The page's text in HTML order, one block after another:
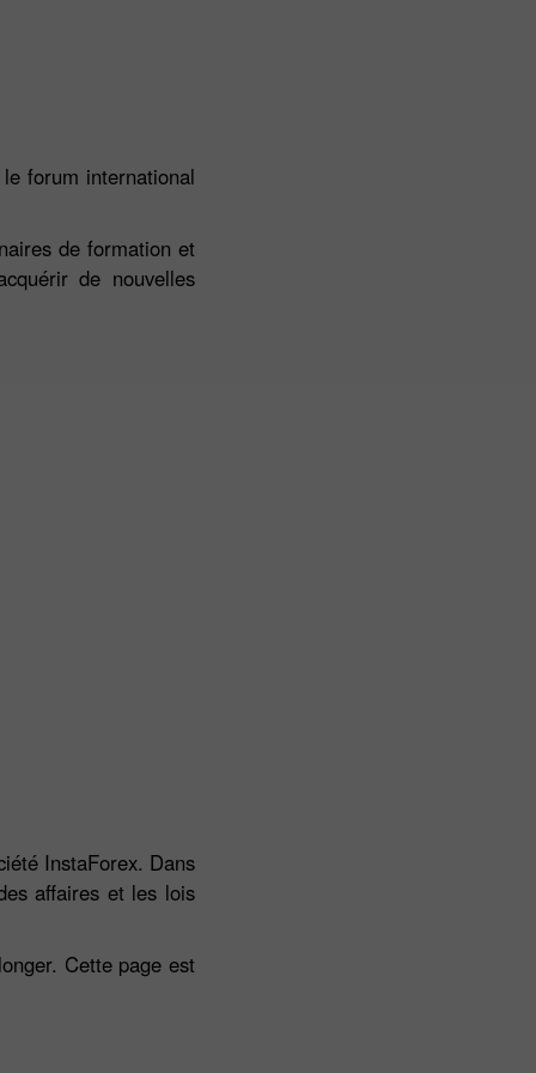
forum international
de formation et
de nouvelles
InstaForex. Dans
affaires et les lois
Cette page est